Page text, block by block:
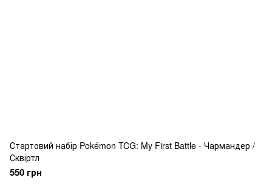
Стартовий набір Pokémon TCG: My First Battle - Чармандер /
Сквіртл
550 грн